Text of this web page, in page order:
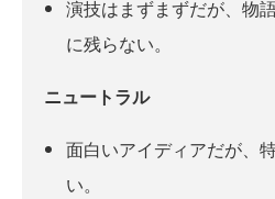
演技はまずまずだが、物
に残らない。
ニュートラル
面白いアイディアだが、
い。